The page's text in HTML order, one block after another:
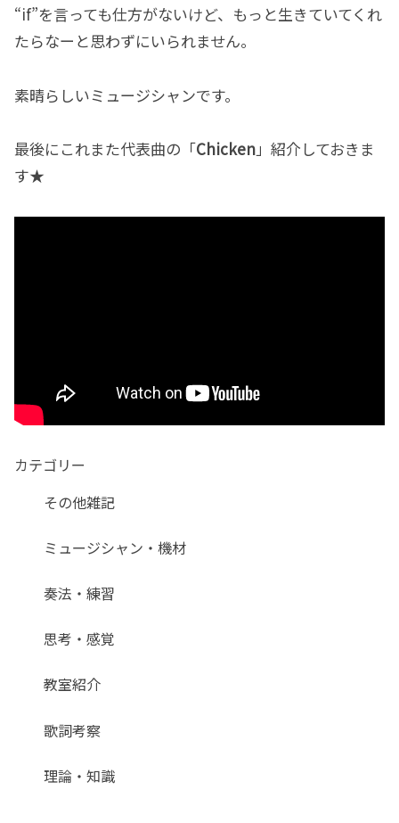
“if”を言っても仕方がないけど、もっと生きていてくれ
たらなーと思わずにいられません。
素晴らしいミュージシャンです。
最後にこれまた代表曲の「Chicken」紹介しておきま
す★
カテゴリー
その他雑記
ミュージシャン・機材
奏法・練習
思考・感覚
教室紹介
歌詞考察
理論・知識